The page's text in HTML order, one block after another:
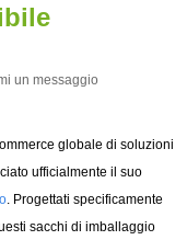
un messaggio
globale di soluzioni
ufficialmente il suo
. Progettati specificamente
sacchi di imballaggio